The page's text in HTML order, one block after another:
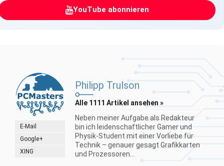
YouTube abonnieren
E-Mail
Google+
XING
Philipp Trulson
Alle 1111 Artikel ansehen »
Neben meiner Aufgabe als Redakteur
bin ich leidenschaftlicher Gamer und
Physik-Student mit einer Vorliebe für
Technik – genauer gesagt Grafikkarten
und Prozessoren...